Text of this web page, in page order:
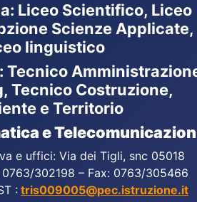
: Liceo Scientifico, Liceo
Scienze Applicate,
linguistico
Tecnico
Tecnico Costruzione,
e Territorio
e
e uffici: Via dei Tigli, snc 05018
302198 – Fax: 0763/305466
: tris009005@pec.istruzione.it